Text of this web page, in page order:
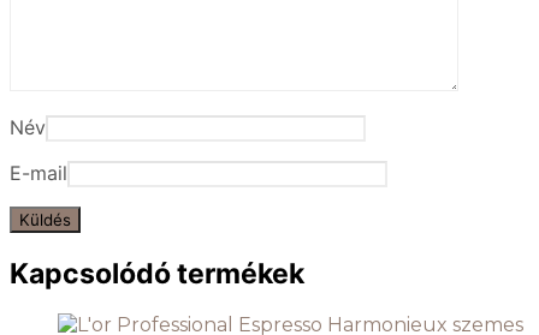
Név
E-mail
Kapcsolódó termékek